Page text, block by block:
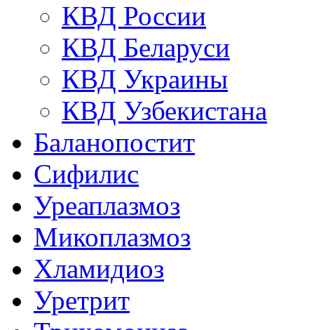
КВД России
КВД Беларуси
КВД Украины
КВД Узбекистана
Баланопостит
Сифилис
Уреаплазмоз
Микоплазмоз
Хламидиоз
Уретрит